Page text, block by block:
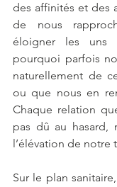
des affinités et des
de nous
éloigner les uns
pourquoi parfois
naturellement de
ou que nous en
Chaque relation
pas dû au hasard,
l’élévation de notre
Sur le plan